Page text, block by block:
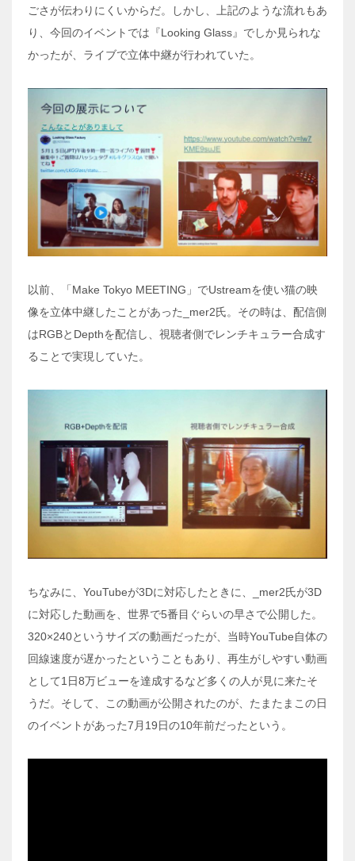
ごさが伝わりにくいからだ。しかし、上記のような流れもあ
り、今回のイベントでは『Looking Glass』でしか見られな
かったが、ライブで立体中継が行われていた。
以前、「Make Tokyo MEETING」でUstreamを使い猫の映
像を立体中継したことがあった_mer2氏。その時は、配信側
はRGBとDepthを配信し、視聴者側でレンチキュラー合成す
ることで実現していた。
ちなみに、YouTubeが3Dに対応したときに、_mer2氏が3D
に対応した動画を、世界で5番目ぐらいの早さで公開した。
320×240というサイズの動画だったが、当時YouTube自体の
回線速度が遅かったということもあり、再生がしやすい動画
として1日8万ビューを達成するなど多くの人が見に来たそ
うだ。そして、この動画が公開されたのが、たまたまこの日
のイベントがあった7月19日の10年前だったという。